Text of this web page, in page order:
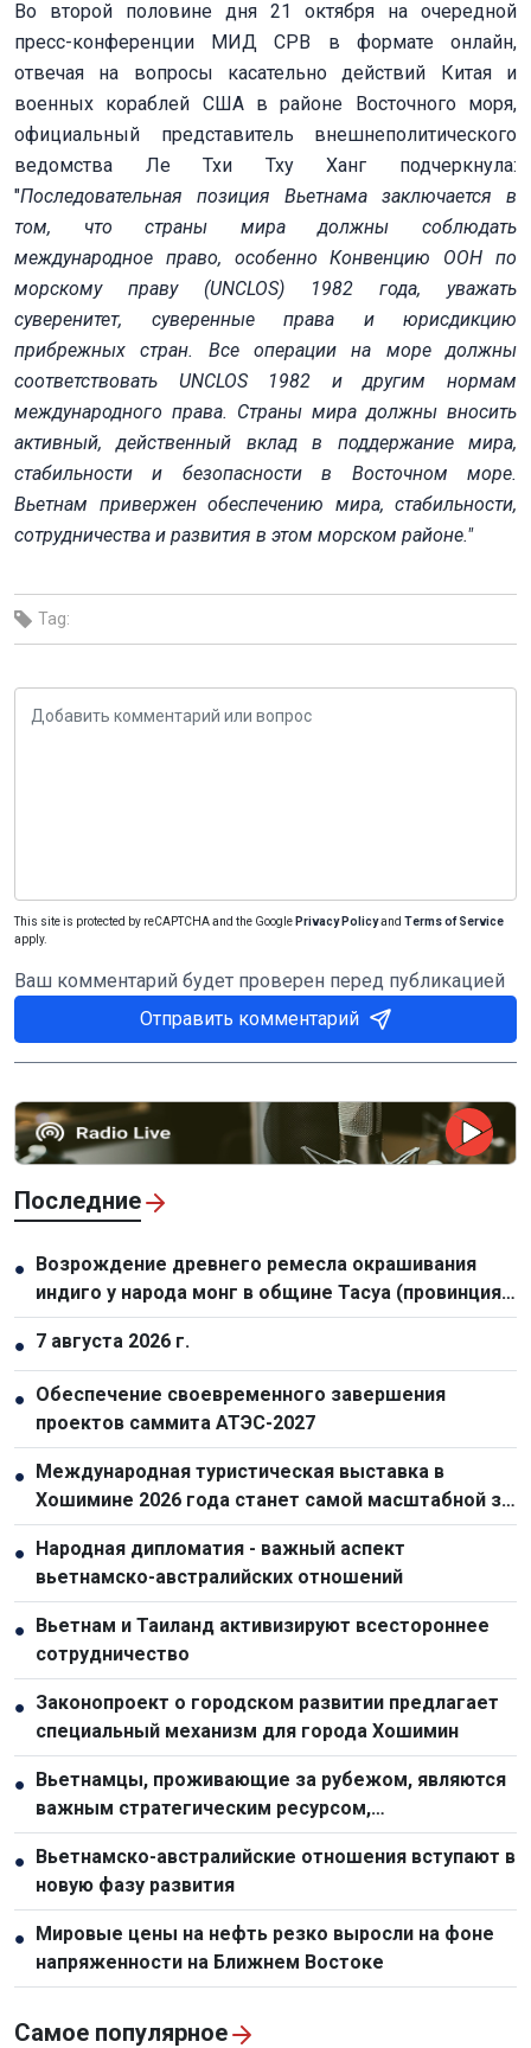
Во второй половине дня 21 октября на очередной
пресс-конференции МИД СРВ в формате онлайн,
отвечая на вопросы касательно действий Китая и
военных кораблей США в районе Восточного моря,
официальный представитель внешнеполитического
ведомства Ле Тхи Тху Ханг подчеркнула:
"Последовательная позиция Вьетнама заключается в
том, что страны мира должны соблюдать
международное право, особенноКонвенцию ООН по
морскому праву (UNCLOS) 1982 года, уважать
суверенитет, суверенные права и юрисдикцию
прибрежных стран. Все операции на море должны
соответствовать UNCLOS1982 и другим нормам
международного права. Страны мира должны вносить
активный, действенный вклад в поддержание мира,
стабильности и безопасности в Восточном море.
Вьетнам привержен обеспечению мира, стабильности,
сотрудничества и развития в этом морском районе."
Tag:
This site is protected by reCAPTCHA and the Google Privacy Policyand Terms of Service
apply.
Ваш комментарий будет проверен перед публикацией
Отправить комментарий
Последние
● Возрождение древнего ремесла окрашивания
индиго у народа монг в общине Тасуа (провинция
Шонла)
● 7 августа 2026 г.
● Обеспечение своевременного завершения
проектов саммита АТЭС-2027
● Международная туристическая выставка в
Хошимине 2026 года станет самой масштабной за
всю историю
● Народная дипломатия - важный аспект
вьетнамско-австралийских отношений
● Вьетнам и Таиланд активизируют всестороннее
сотрудничество
● Законопроект о городском развитии предлагает
специальный механизм для города Хошимин
● Вьетнамцы, проживающие за рубежом, являются
важным стратегическим ресурсом,
способствующим укреплению национальной мощи
● Вьетнамско-австралийские отношения вступают в
новую фазу развития
● Мировые цены на нефть резко выросли на фоне
напряженности на Ближнем Востоке
Самое популярное